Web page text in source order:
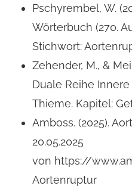
Pschyrembel, W.
Wörterbuch (270.
Stichwort:
Zehender, M., &
Duale Reihe Innere
Thieme. Kapitel:
Amboss. (2025).
20.05.2025
von https://
Aortenruptur